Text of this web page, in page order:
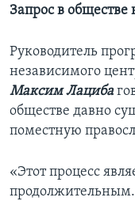
Запрос в
Руководитель
независимого
Максим Лациба
обществе давно
поместную
«Этот процесс